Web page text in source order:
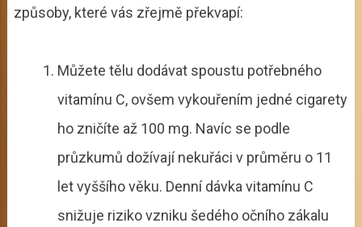
způsoby, které vás zřejmě překvapí:
Můžete tělu dodávat spoustu potřebného
vitamínu C, ovšem vykouřením jedné cigarety
ho zničíte až 100 mg. Navíc se podle
průzkumů dožívají nekuřáci v průměru o 11
let vyššího věku. Denní dávka vitamínu C
snižuje riziko vzniku šedého očního zákalu